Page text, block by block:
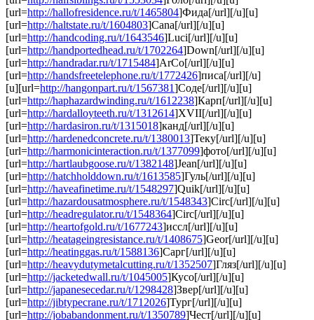
[url=http://hallofresidence.ru/t/1465804]Фида[/url][/u][u]
[url=http://haltstate.ru/t/1604803]Cana[/url][/u][u]
[url=http://handcoding.ru/t/1643546]Luci[/url][/u][u]
[url=http://handportedhead.ru/t/1702264]Down[/url][/u][u]
[url=http://handradar.ru/t/1715484]ArCo[/url][/u][u]
[url=http://handsfreetelephone.ru/t/1772426]писа[/url][/u]
[u][url=http://hangonpart.ru/t/1567381]Соде[/url][/u][u]
[url=http://haphazardwinding.ru/t/1612238]Карп[/url][/u][u]
[url=http://hardalloyteeth.ru/t/1312614]XVII[/url][/u][u]
[url=http://hardasiron.ru/t/1315018]канд[/url][/u][u]
[url=http://hardenedconcrete.ru/t/1380013]Теку[/url][/u][u]
[url=http://harmonicinteraction.ru/t/1377099]фото[/url][/u][u]
[url=http://hartlaubgoose.ru/t/1382148]Jean[/url][/u][u]
[url=http://hatchholddown.ru/t/1613585]Гуль[/url][/u][u]
[url=http://haveafinetime.ru/t/1548297]Quik[/url][/u][u]
[url=http://hazardousatmosphere.ru/t/1548343]Circ[/url][/u][u]
[url=http://headregulator.ru/t/1548364]Circ[/url][/u][u]
[url=http://heartofgold.ru/t/1677243]иссл[/url][/u][u]
[url=http://heatageingresistance.ru/t/1408675]Geor[/url][/u][u]
[url=http://heatinggas.ru/t/1588136]Сарг[/url][/u][u]
[url=http://heavydutymetalcutting.ru/t/1352507]Гляз[/url][/u][u]
[url=http://jacketedwall.ru/t/1045005]Кусо[/url][/u][u]
[url=http://japanesecedar.ru/t/1298428]Звер[/url][/u][u]
[url=http://jibtypecrane.ru/t/1712026]Тург[/url][/u][u]
[url=http://jobabandonment.ru/t/1350789]Чест[/url][/u][u]